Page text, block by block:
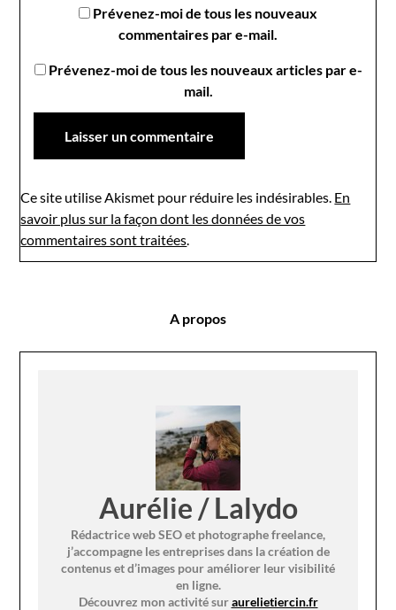
Prévenez-moi de tous les nouveaux
commentaires par e-mail.
Prévenez-moi de tous les nouveaux articles par e-
mail.
Ce site utilise Akismet pour réduire les indésirables. En
savoir plus sur la façon dont les données de vos
commentaires sont traitées.
A propos
Aurélie / Lalydo
Rédactrice web SEO et photographe freelance,
j’accompagne les entreprises dans la création de
contenus et d’images pour améliorer leur visibilité
en ligne.
Découvrez mon activité suraurelietiercin.fr